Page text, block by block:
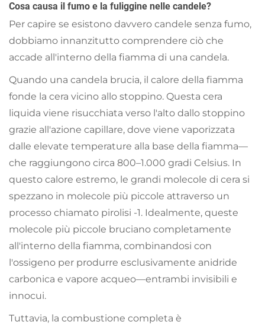
Cosa causa il fumo e la fuliggine nelle candele?
Per capire se esistono davvero candele senza fumo,
dobbiamo innanzitutto comprendere ciò che
accade all'interno della fiamma di una candela.
Quando una candela brucia, il calore della fiamma
fonde la cera vicino allo stoppino. Questa cera
liquida viene risucchiata verso l'alto dallo stoppino
grazie all'azione capillare, dove viene vaporizzata
dalle elevate temperature alla base della fiamma—
che raggiungono circa 800–1.000 gradi Celsius. In
questo calore estremo, le grandi molecole di cera si
spezzano in molecole più piccole attraverso un
processo chiamato pirolisi -1. Idealmente, queste
molecole più piccole bruciano completamente
all'interno della fiamma, combinandosi con
l'ossigeno per produrre esclusivamente anidride
carbonica e vapore acqueo—entrambi invisibili e
innocui.
Tuttavia, la combustione completa è